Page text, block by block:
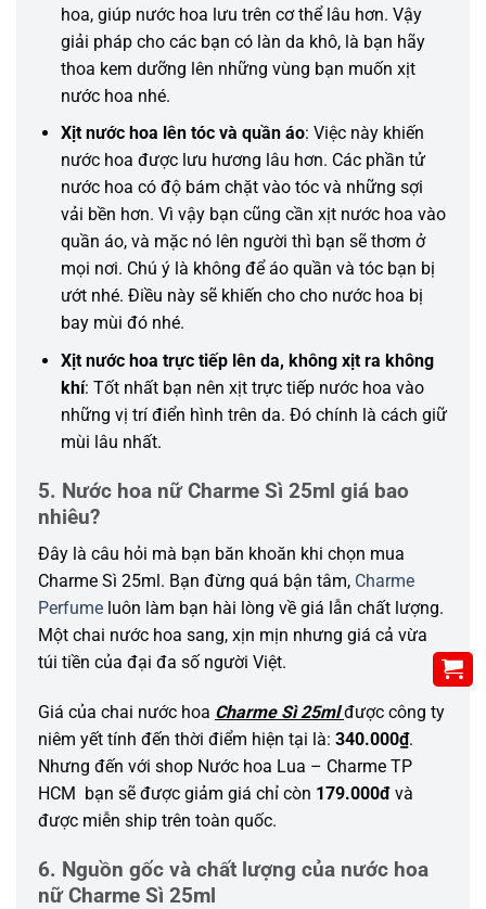
hoa, giúp nước hoa lưu trên cơ thể lâu hơn. Vậy
giải pháp cho các bạn có làn da khô, là bạn hãy
thoa kem dưỡng lên những vùng bạn muốn xịt
nước hoa nhé.
Xịt nước hoa lên tóc và quần áo: Việc này khiến
nước hoa được lưu hương lâu hơn. Các phần tử
nước hoa cóđộ bám chặt vào tóc và những sợi
vải bền hơn. Vì vậy bạn cũng cần xịt nước hoa vào
quần áo, và mặc nó lên người thì bạn sẽ thơm ở
mọi nơi. Chú ý là không để áo quần và tóc bạn bị
ướt nhé. Điều này sẽ khiến cho cho nước hoa bị
bay mùi đónhé.
Xịt nước hoa trực tiếp lên da, không xịt ra không
khí: Tốt nhất bạn nên xịt trực tiếp nước hoa vào
những vị trí điển hình trên da. Đó chính là cách giữ
mùi lâu nhất.
5. Nước hoa nữ Charme Sì 25ml giá bao
nhiêu?
Đây là câu hỏi mà bạn băn khoăn khi chọn mua
Charme Sì 25ml. Bạn đừng quá bận tâm, Charme
Perfume luôn làm bạn hài lòng về giá lẫn chất lượng.
Một chai nước hoa sang, xịn mịn nhưng giá cả vừa
túi tiền của đại đa số người Việt.
Giá của chai nước hoa Charme Sì 25mlđược công ty
niêm yết tính đến thời điểm hiện tại là: 340.000₫.
Nhưng đến với shop Nước hoa Lua – Charme TP
HCM bạn sẽ được giảm giá chỉ còn 179.000đ và
được miễn ship trên toàn quốc.
6. Nguồn gốc và chất lượng của nước hoa
nữ Charme Sì 25ml